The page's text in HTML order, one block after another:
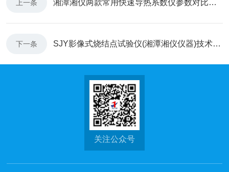
上一条 湘潭湘仪两款常用快速导热系数仪参数对比及选型要点
下一条 SJY影像式烧结点试验仪(湘潭湘仪仪器)技术优势与使用反馈
关注公众号